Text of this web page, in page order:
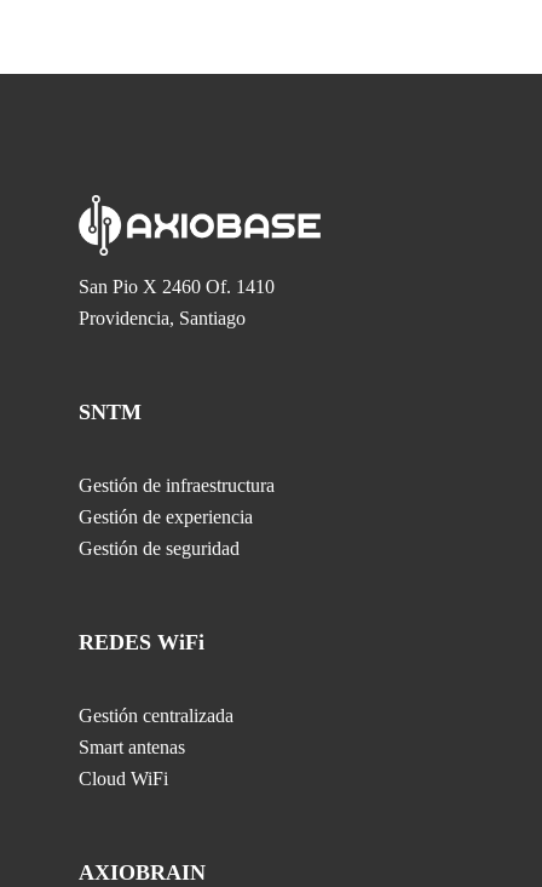
San Pio X 2460 Of. 1410
Providencia, Santiago
SNTM
Gestión de infraestructura
Gestión de experiencia
Gestión de seguridad
REDES WiFi
Gestión centralizada
Smart antenas
Cloud WiFi
AXIOBRAIN